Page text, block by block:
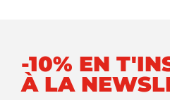
-10% EN
À LA